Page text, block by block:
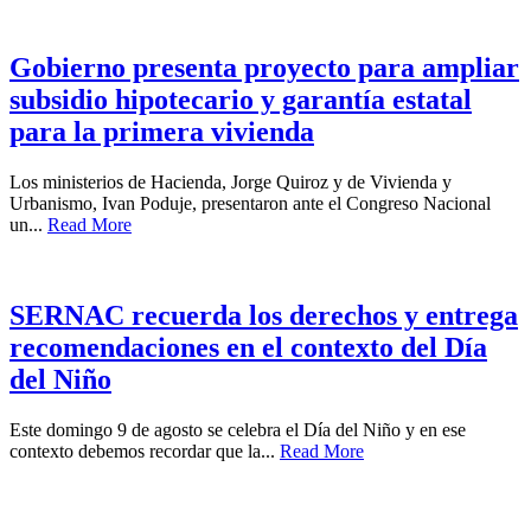
Gobierno presenta proyecto para ampliar
subsidio hipotecario y garantía estatal
para la primera vivienda
Los ministerios de Hacienda, Jorge Quiroz y de Vivienda y
Urbanismo, Ivan Poduje, presentaron ante el Congreso Nacional
un... Read More
SERNAC recuerda los derechos y entrega
recomendaciones en el contexto del Día
del Niño
Este domingo 9 de agosto se celebra el Día del Niño y en ese
contexto debemos recordar que la... Read More